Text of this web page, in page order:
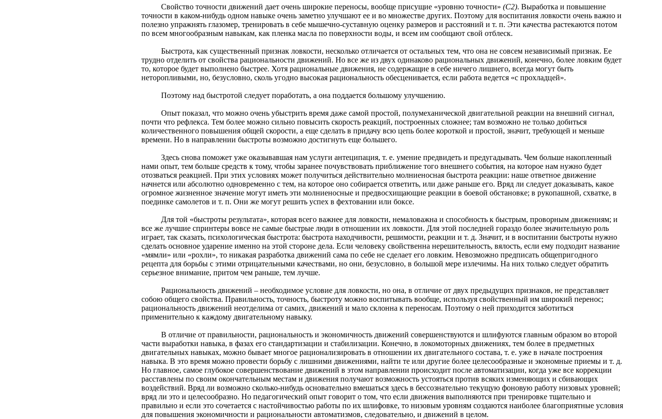
Свойство точности движений дает очень широкие переносы, вообще присущие «уровню точности» (С2). Выработка и повышение
точности в каком-нибудь одном навыке очень заметно улучшают ее и во множестве других. Поэтому для воспитания ловкости очень важно и
полезно упражнять глазомер, тренировать в себе мышечно-суставную оценку размеров и расстояний и т. п. Эти качества растекаются потом
по всем многообразным навыкам, как пленка масла по поверхности воды, и всем им сообщают свой отблеск.
Быстрота, как существенный признак ловкости, несколько отличается от остальных тем, что она не совсем независимый признак. Ее
трудно отделить от свойства рациональности движений. Но все же из двух одинаково рациональных движений, конечно, более ловким будет
то, которое будет выполнено быстрее. Хотя рациональные движения, не содержащие в себе ничего лишнего, всегда могут быть
неторопливыми, но, безусловно, сколь угодно высокая рациональность обесценивается, если работа ведется «с прохладцей».
Поэтому над быстротой следует поработать, а она поддается большому улучшению.
Опыт показал, что можно очень убыстрить время даже самой простой, полумеханической двигательной реакции на внешний сигнал,
почти что рефлекса. Тем более можно сильно повысить скорость реакций, построенных сложнее; там возможно не только добиться
количественного повышения общей скорости, а еще сделать в придачу всю цепь более короткой и простой, значит, требующей и меньше
времени. Но в направлении быстроты возможно достигнуть еще большего.
Здесь снова поможет уже оказывавшая нам услуги антеципация, т. е. умение предвидеть и предугадывать. Чем больше накопленный
нами опыт, тем больше средств к тому, чтобы заранее почувствовать приближение того внешнего события, на которое нам нужно будет
отозваться реакцией. При этих условиях может получиться действительно молниеносная быстрота реакции: наше ответное движение
начнется или абсолютно одновременно с тем, на которое оно собирается ответить, или даже раньше его. Вряд ли следует доказывать, какое
огромное жизненное значение могут иметь эти молниеносные и предвосхищающие реакции в боевой обстановке; в рукопашной, схватке, в
поединке самолетов и т. п. Они же могут решить успех в фехтовании или боксе.
Для той «быстроты результата», которая всего важнее для ловкости, немаловажна и способность к быстрым, проворным движениям; и
все же лучшие спринтеры вовсе не самые быстрые люди в отношении их ловкости. Для этой последней гораздо более значительную роль
играет, так сказать, психологическая быстрота: быстрота находчивости, решимости, реакции и т. д. Значит, и в воспитании быстроты нужно
сделать основное ударение именно на этой стороне дела. Если человеку свойственна нерешительность, вялость, если ему подходит название
«мямли» или «рохли», то никакая разработка движений сама по себе не сделает его ловким. Невозможно предписать общепригодного
рецепта для борьбы с этими отрицательными качествами, но они, безусловно, в большой мере излечимы. На них только следует обратить
серьезное внимание, притом чем раньше, тем лучше.
Рациональность движений – необходимое условие для ловкости, но она, в отличие от двух предыдущих признаков, не представляет
собою общего свойства. Правильность, точность, быстроту можно воспитывать вообще, используя свойственный им широкий перенос;
рациональность движений неотделима от самих, движений и мало склонна к переносам. Поэтому о ней приходится заботиться
применительно к каждому двигательному навыку.
В отличие от правильности, рациональность и экономичность движений совершенствуются и шлифуются главным образом во второй
части выработки навыка, в фазах его стандартизации и стабилизации. Конечно, в локомоторных движениях, тем более в предметных
двигательных навыках, можно бывает многое рационализировать в отношении их двигательного состава, т. е. уже в начале построения
навыка. В это время можно провести борьбу с лишними движениями, найти те или другие более целесообразные и экономные приемы и т. д.
Но главное, самое глубокое совершенствование движений в этом направлении происходит после автоматизации, когда уже все коррекции
расставлены по своим окончательным местам и движения получают возможность устояться против всяких изменяющих и сбивающих
воздействий. Вряд ли возможно сколько-нибудь основательно вмешаться здесь в бессознательно текущую фоновую работу низовых уровней;
вряд ли это и целесообразно. Но педагогический опыт говорит о том, что если движения выполняются при тренировке тщательно и
правильно и если это сочетается с настойчивостью работы по их шлифовке, то низовым уровням создаются наиболее благоприятные условия
для повышения экономичности и рациональности автоматизмов, следовательно, и движений в целом.